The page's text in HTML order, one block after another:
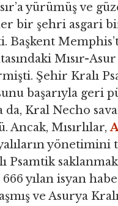
yürümüş ve
bir şehri asgari
Başkent
Mısır-
Şehir Kralı
başarıyla geri
da, Kral Necho
Ancak, Mısırlılar,
yönetimini
Psamtik
666 yılan isyan
ve Asurya